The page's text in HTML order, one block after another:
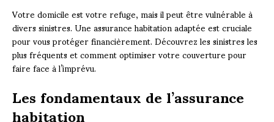
Votre domicile est votre refuge, mais il peut être vulnérable à
divers sinistres. Une assurance habitation adaptée est cruciale
pour vous protéger financièrement. Découvrez les sinistres les
plus fréquents et comment optimiser votre couverture pour
faire face à l’imprévu.
Les fondamentaux de l’assurance